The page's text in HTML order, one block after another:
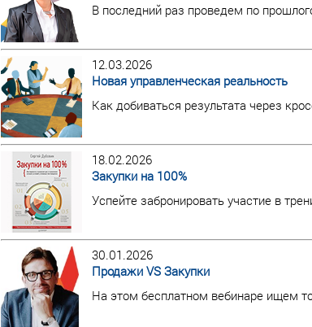
В последний раз проведем по
12.03.2026
Новая управленческая реальность
Как добиваться результата через
18.02.2026
Закупки на 100%
Успейте забронировать участие в
30.01.2026
Продажи VS Закупки
На этом бесплатном вебинаре ищем